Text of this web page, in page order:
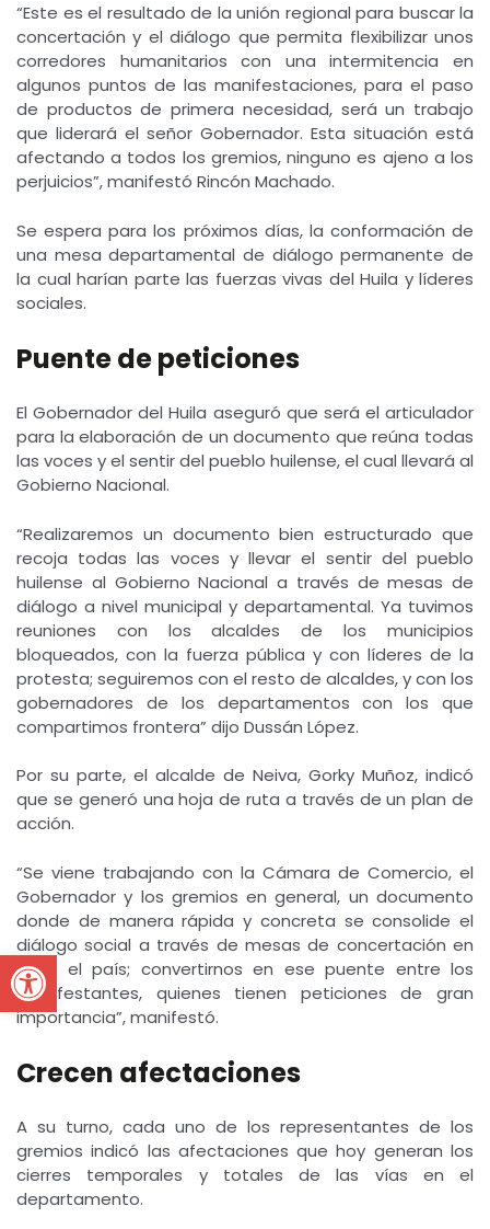
Open toolbar
“Este es el resultado de la unión regional para buscar la
concertación y el diálogo que permita flexibilizar unos
corredores humanitarios con una intermitencia en
algunos puntos de las manifestaciones, para el paso
de productos de primera necesidad, será un trabajo
que liderará el señor Gobernador. Esta situación está
afectando a todos los gremios, ninguno es ajeno a los
perjuicios”, manifestó Rincón Machado.
Se espera para los próximos días, la conformación de
una mesa departamental de diálogo permanente de
la cual harían parte las fuerzas vivas del Huila y líderes
sociales.
Puente de peticiones
El Gobernador del Huila aseguró que será el articulador
para la elaboración de un documento que reúna todas
las voces y el sentir del pueblo huilense, el cual llevará al
Gobierno Nacional.
“Realizaremos un documento bien estructurado que
recoja todas las voces y llevar el sentir del pueblo
huilense al Gobierno Nacional a través de mesas de
diálogo a nivel municipal y departamental. Ya tuvimos
reuniones con los alcaldes de los municipios
bloqueados, con la fuerza pública y con líderes de la
protesta; seguiremos con el resto de alcaldes, y con los
gobernadores de los departamentos con los que
compartimos frontera” dijo Dussán López.
Por su parte, el alcalde de Neiva, Gorky Muñoz, indicó
que se generó una hoja de ruta a través de un plan de
acción.
“Se viene trabajando con la Cámara de Comercio, el
Gobernador y los gremios en general, un documento
donde de manera rápida y concreta se consolide el
diálogo social a través de mesas de concertación en
todo el país; convertirnos en ese puente entre los
manifestantes, quienes tienen peticiones de gran
importancia”, manifestó.
Crecen afectaciones
A su turno, cada uno de los representantes de los
gremios indicó las afectaciones que hoy generan los
cierres temporales y totales de las vías en el
departamento.